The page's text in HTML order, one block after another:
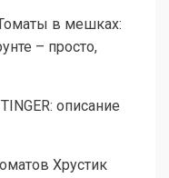
в мешках:
– просто,
описание
Хрустик